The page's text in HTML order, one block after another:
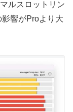
ルスロットリン
響がProより大